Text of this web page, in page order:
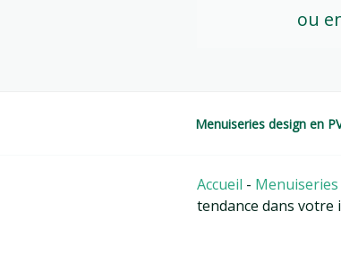
ou
Menuiseries design en
Accueil -
tendance dans